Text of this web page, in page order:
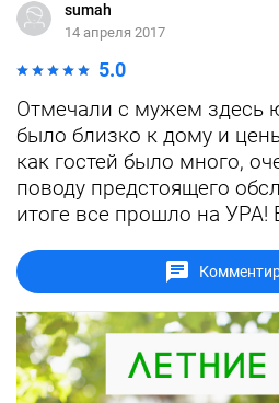
sumah
14 апреля 2017
5.0
Отмечали с мужем здесь
было близко к дому и
как гостей было много,
поводу предстоящего
итоге все прошло на УРА!